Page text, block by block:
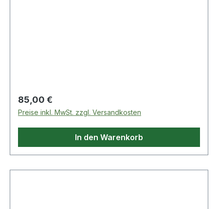
Regulärer Preis:
85,00 €
Preise inkl. MwSt. zzgl. Versandkosten
In den Warenkorb